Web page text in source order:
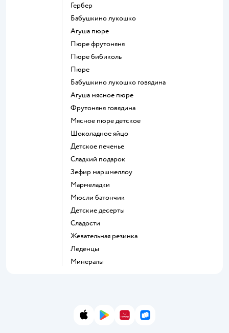
гербер
бабушкино лукошко
агуша пюре
пюре фрутоняня
пюре бибиколь
пюре
бабушкино лукошко говядина
агуша мясное пюре
фрутоняня говядина
мясное пюре детское
шоколадное яйцо
детское печенье
сладкий подарок
зефир маршмеллоу
мармеладки
мюсли батончик
детские десерты
сладости
жевательная резинка
леденцы
Минералы
App StoreGoogle Play
AppGallery
RuStore